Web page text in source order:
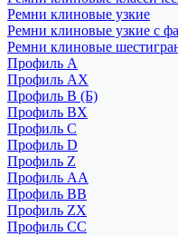
Ремни клиновые узкие
Ремни клиновые узкие с
Ремни клиновые
Профиль A
Профиль AX
Профиль B (Б)
Профиль BX
Профиль C
Профиль D
Профиль Z
Профиль АА
Профиль BB
Профиль ZX
Профиль CC